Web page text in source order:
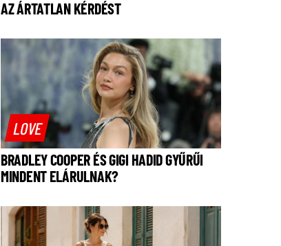
AZ ÁRTATLAN KÉRDÉST
LOVE
BRADLEY COOPER ÉS GIGI HADID GYŰRŰI
MINDENT ELÁRULNAK?